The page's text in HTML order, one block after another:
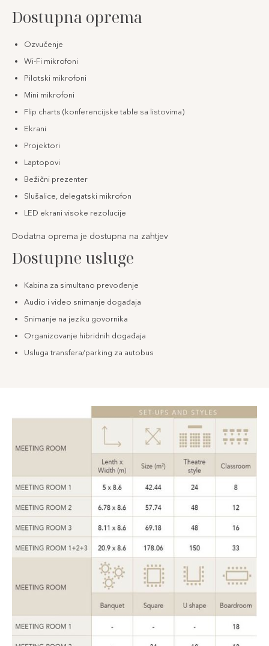
Dostupna oprema
Ozvučenje
Wi-Fi mikrofoni
Pilotski mikrofoni
Mini mikrofoni
Flip charts (konferencijske table sa listovima)
Ekrani
Projektori
Laptopovi
Bežični prezenter
Slušalice, delegatski mikrofon
LED ekrani visoke rezolucije
Dodatna oprema je dostupna na zahtjev
Dostupne usluge
Kabina za simultano prevođenje
Audio i video snimanje događaja
Snimanje na jeziku govornika
Organizovanje hibridnih događaja
Usluga transfera/parking za autobus